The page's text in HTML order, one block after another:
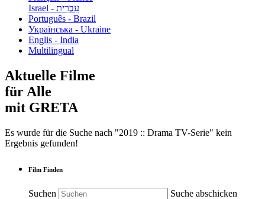
עִבְרִית - Israel
Português - Brazil
Українська - Ukraine
Englis - India
Multilingual
Aktuelle Filme
für Alle
mit GRETA
Es wurde für die Suche nach "2019 :: Drama TV-Serie" kein
Ergebnis gefunden!
Film Finden
Suchen Suche abschicken